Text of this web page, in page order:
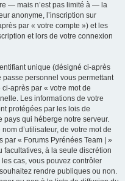
— mais n’est pas limité à — la
anonyme, l’inscription sur
par « votre compte ») et les
et lors de votre connexion
unique (désigné ci-après
passe personnel vous permettant
après par « votre mot de
Les informations de votre
protégées par les lois de
qui héberge notre serveur.
d’utilisateur, de votre mot de
« Forums Pyrénées Team | »
facultatives, à la seule discrétion
cas, vous pouvez contrôler
rendre publiques ou non.